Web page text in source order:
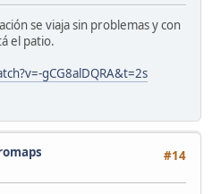
se viaja sin problemas y con
el patio.
gCG8alDQRA&t=2s
#14